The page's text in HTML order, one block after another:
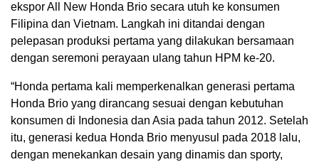
ekspor All New Honda Brio secara utuh ke konsumen
Filipina dan Vietnam. Langkah ini ditandai dengan
pelepasan produksi pertama yang dilakukan bersamaan
dengan seremoni perayaan ulang tahun HPM ke-20.
“Honda pertama kali memperkenalkan generasi pertama
Honda Brio yang dirancang sesuai dengan kebutuhan
konsumen di Indonesia dan Asia pada tahun 2012. Setelah
itu, generasi kedua Honda Brio menyusul pada 2018 lalu,
dengan menekankan desain yang dinamis dan sporty,